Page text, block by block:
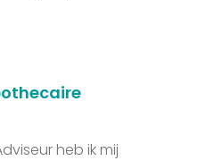
heb ik mij